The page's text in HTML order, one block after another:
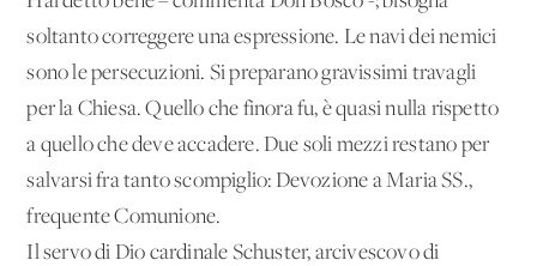
soltanto correggere una espressione. Le navi dei nemici
sono le persecuzioni. Si preparano gravissimi travagli
per la Chiesa. Quello che finora fu, è quasi nulla rispetto
a quello che deve accadere. Due soli mezzi restano per
salvarsi fra tanto scompiglio: Devozione a Maria SS.,
frequente Comunione.
Il servo di Dio cardinale Schuster, arcivescovo di